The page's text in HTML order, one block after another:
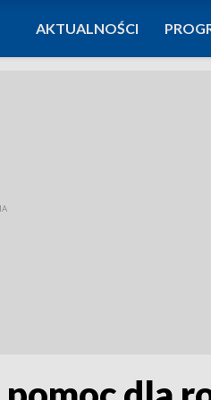
AKTUALNOŚCI